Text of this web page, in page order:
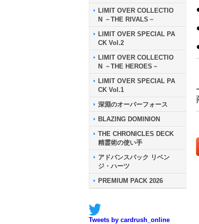
LIMIT OVER COLLECTIO
N －THE RIVALS－
LIMIT OVER SPECIAL PA
CK Vol.2
LIMIT OVER COLLECTIO
N －THE HEROES－
LIMIT OVER SPECIAL PA
CK Vol.1
深淵のオーバーフォース
BLAZING DOMINION
THE CHRONICLES DECK
精霊術の使い手
アドバンスパック リベン
ジ・ハーツ
PREMIUM PACK 2026
Tweets by cardrush_online